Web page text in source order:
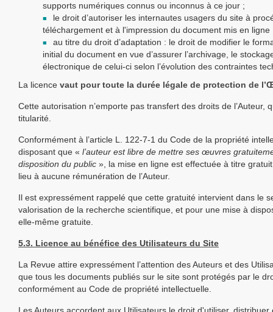
supports numériques connus ou inconnus à ce jour ;
le droit d’autoriser les internautes usagers du site à
téléchargement et à l'impression du document mis en ligne
au titre du droit d’adaptation : le droit de modifier le
initial du document en vue d’assurer l’archivage, le
électronique de celui-ci selon l’évolution des contraintes
La licence vaut pour toute la durée légale de protection de
Cette autorisation n’emporte pas transfert des droits de l’Auteur,
titularité.
Conformément à l’article L. 122-7-1 du Code de la propriété
disposant que « l’auteur est libre de mettre ses œuvres
disposition du public », la mise en ligne est effectuée à titre
lieu à aucune rémunération de l’Auteur.
Il est expressément rappelé que cette gratuité intervient dans le
valorisation de la recherche scientifique, et pour une mise à
elle-même gratuite.
5.3. Licence au bénéfice des Utilisateurs du Site
La Revue attire expressément l’attention des Auteurs et des
que tous les documents publiés sur le site sont protégés par le
conformément au Code de propriété intellectuelle.